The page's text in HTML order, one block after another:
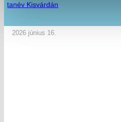
tanév Kisvárdán
2026 június 16.